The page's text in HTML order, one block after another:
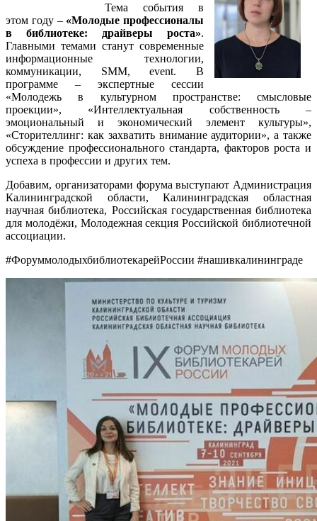
Тема события в
этом году – «Молодые профессионалы
в библиотеке: драйверы роста».
Главными темами станут современные
информационные технологии,
коммуникации, SMM, event. В
программе – экспертные сессии
«Молодежь в культурном пространстве: смысловые
проекции», «Интеллектуальная собственность –
эмоциональный и экономический элемент культуры»,
«Сторителлинг: как захватить внимание аудитории», а также
обсуждение профессионального стандарта, факторов роста и
успеха в профессии и других тем.
Добавим, организаторами форума выступают Администрация
Калининградской области, Калининградская областная
научная библиотека, Российская государственная библиотека
для молодёжи, Молодежная секция Российской библиотечной
ассоциации.
#ФоруммолодыхбиблиотекарейРоссии #нашивкалининграде